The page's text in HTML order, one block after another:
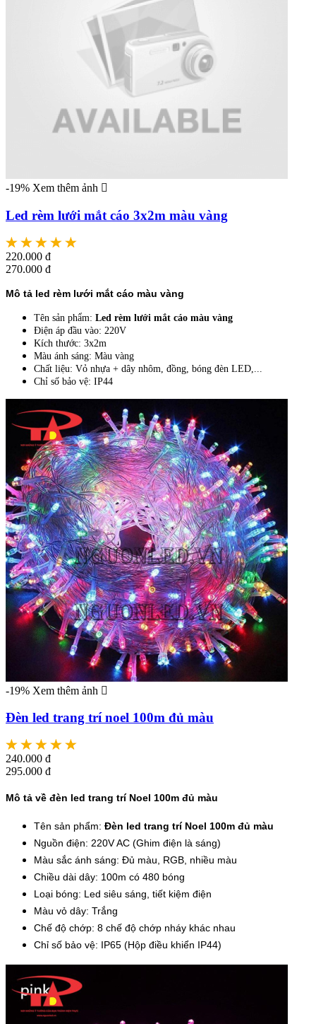
-19% Xem thêm ảnh
Led rèm lưới mắt cáo 3x2m màu vàng
220.000 đ
270.000 đ
Mô tả led rèm lưới mắt cáo màu vàng
Tên sản phẩm: Led rèm lưới mắt cáo màu vàng
Điện áp đầu vào: 220V
Kích thước: 3x2m
Màu ánh sáng: Màu vàng
Chất liệu: Vỏ nhựa + dây nhôm, đồng, bóng đèn LED,...
Chỉ số bảo vệ: IP44
-19% Xem thêm ảnh
Đèn led trang trí noel 100m đủ màu
240.000 đ
295.000 đ
Mô tả về đèn led trang trí Noel 100m đủ màu
Tên sản phẩm: Đèn led trang trí Noel 100m đủ màu
Nguồn điện: 220V AC (Ghim điện là sáng)
Màu sắc ánh sáng: Đủ màu, RGB, nhiều màu
Chiều dài dây: 100m có 480 bóng
Loại bóng: Led siêu sáng, tiết kiệm điện
Màu vỏ dây: Trắng
Chế độ chớp: 8 chế độ chớp nháy khác nhau
Chỉ số bảo vệ: IP65 (Hộp điều khiển IP44)